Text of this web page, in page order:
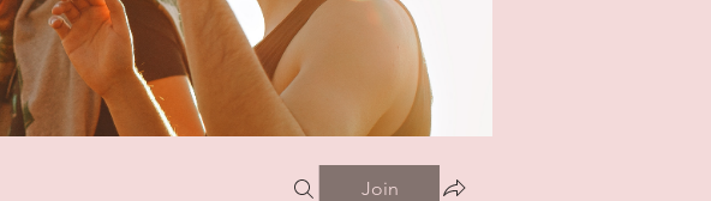
Join